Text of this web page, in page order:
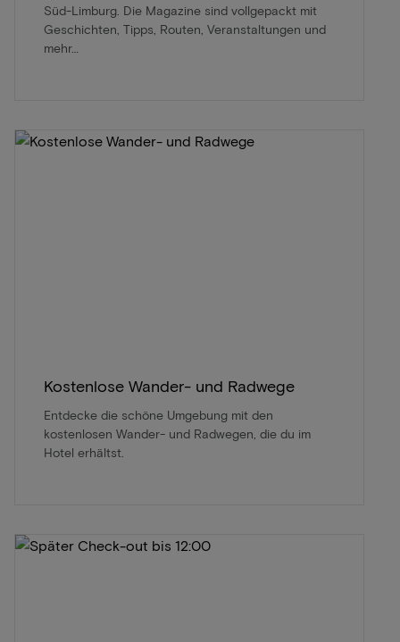
Süd-Limburg. Die Magazine sind vollgepackt mit
Geschichten, Tipps, Routen, Veranstaltungen und
mehr…
Kostenlose Wander- und Radwege
Entdecke die schöne Umgebung mit den
kostenlosen Wander- und Radwegen, die du im
Hotel erhältst.